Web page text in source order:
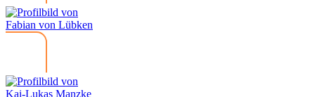
Fabian von Lübken
Kai-Lukas Manzke